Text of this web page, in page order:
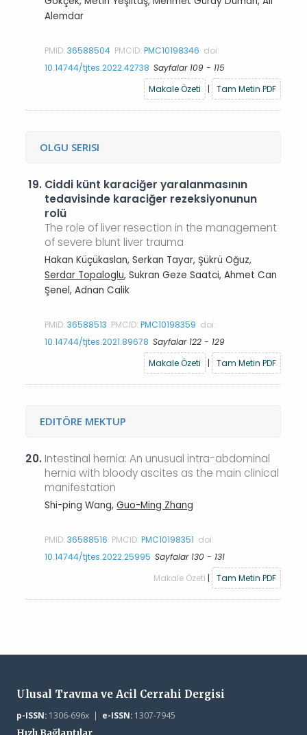
Alemdar
PMID:36588504 PMCID:PMC10198346 doi:
10.14744/tjtes.2022.42738 Sayfalar 109 - 115
Makale Özeti
| Tam Metin PDF
OLGU SERISI
19. Ciddi künt karaciğer yaralanmasının
tedavisinde karaciğer rezeksiyonunun
rolü
The role of liver resection in the management
of severe blunt liver trauma
Hakan Küçükaslan, Serkan Tayar, Şükrü Oğuz,
Serdar Topaloglu, Sukran Geze Saatci, Ahmet Can
Şenel, Adnan Calik
PMID:36588513 PMCID:PMC10198359 doi:
10.14744/tjtes.2021.89678 Sayfalar 122 - 129
Makale Özeti
| Tam Metin PDF
EDITÖRE MEKTUP
20. Intestinal hernia: An unusual intra-abdominal
hernia with bloody ascites as the main clinical
manifestation
Shi-ping Wang,Guo-Ming Zhang
PMID:36588516 PMCID:PMC10198351 doi:
10.14744/tjtes.2022.25995 Sayfalar 130 - 131
Makale Özeti | Tam Metin PDF
Ulusal Travma ve Acil Cerrahi Dergisi
p-ISSN:1306-696x | e-ISSN:1307-7945